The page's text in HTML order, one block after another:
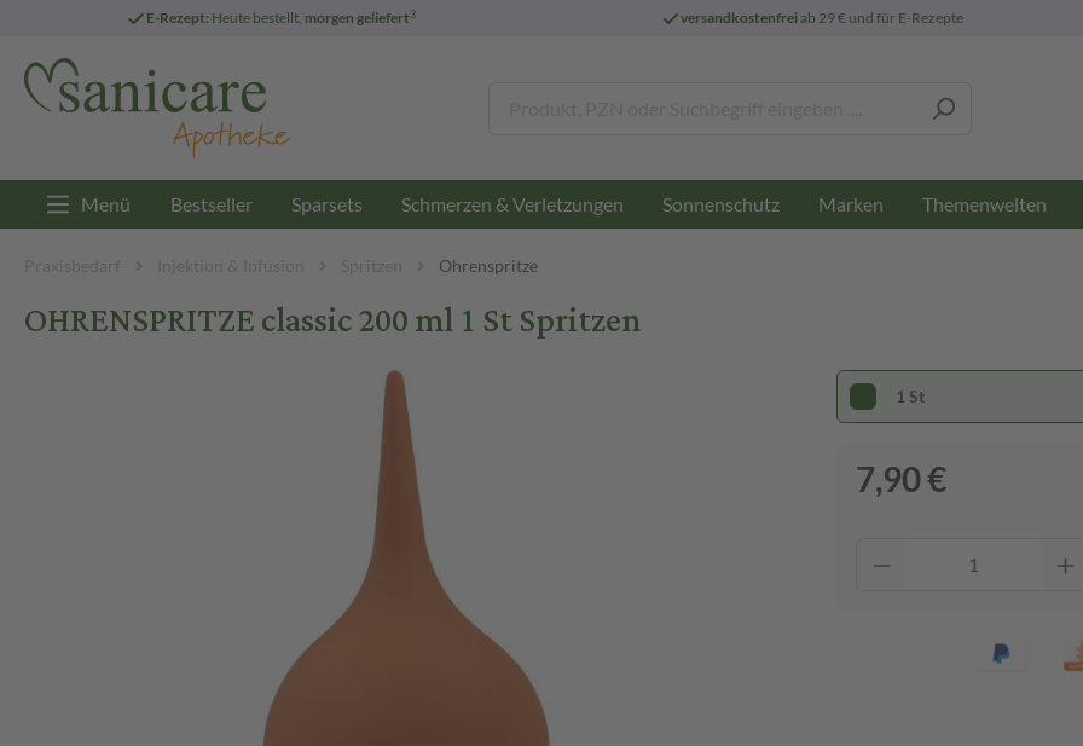
E-Rezept: Heute bestellt, morgen geliefert3 versandkostenfreiab 29 € und für E-Rezepte
Menü Bestseller Sparsets Schmerzen & Verletzungen Sonnenschutz Marken Themenwelten
Praxisbedarf Injektion & Infusion Spritzen Ohrenspritze
OHRENSPRITZE classic 200 ml 1 St Spritzen
1 St
7,90 €